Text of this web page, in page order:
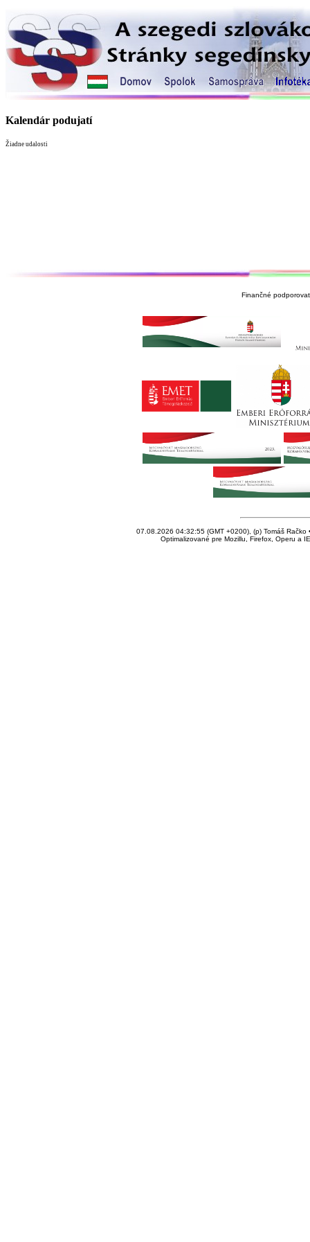
Kalendár podujatí
Žiadne udalosti
Finančné
07.08.2026 04:32:55 (GMT +0200), (p) Tomáš Račko
Optimalizované pre Mozillu, Firefox, Operu a